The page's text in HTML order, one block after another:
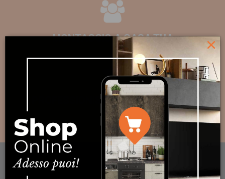
MONTAGGIO A CASA TUA
PROFESSIONISTI AL TUO SERVIZIO
×